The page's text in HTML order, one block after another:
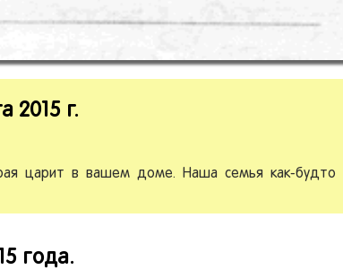
2015 г.
царит в вашем доме. Наша семья как-будто
года.